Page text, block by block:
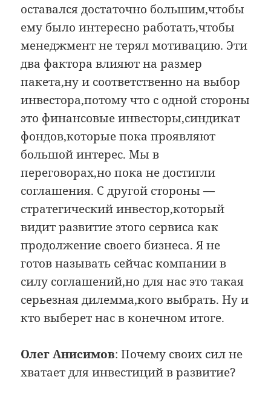
оставался достаточно большим,чтобы
ему было интересно работать,чтобы
менеджмент не терял мотивацию. Эти
два фактора влияют на размер
пакета,ну и соответственно на выбор
инвестора,потому что с одной стороны
это финансовые инвесторы,синдикат
фондов,которые пока проявляют
большой интерес. Мы в
переговорах,но пока не достигли
соглашения. С другой стороны —
стратегический инвестор,который
видит развитие этого сервиса как
продолжение своего бизнеса. Я не
готов называть сейчас компании в
силу соглашений,но для нас это такая
серьезная дилемма,кого выбрать. Ну и
кто выберет нас в конечном итоге.
Олег Анисимов: Почему своих сил не
хватает для инвестиций в развитие?